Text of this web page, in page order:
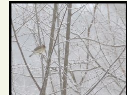
Фотаздымкі